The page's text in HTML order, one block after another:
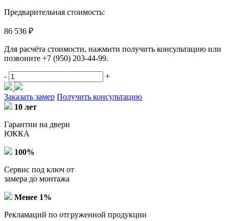
Предварительная стоимость:
86 536 ₽
Для расчёта стоимости, нажмити получить консультацию или
позвоните +7 (950) 203-44-99.
- +
Заказать замер Получить консультацию
10 лет
Гарантии на двери
ЮККА
100%
Сервис под ключ от
замера до монтажа
Менее 1%
Рекламаций по отгруженной продукции